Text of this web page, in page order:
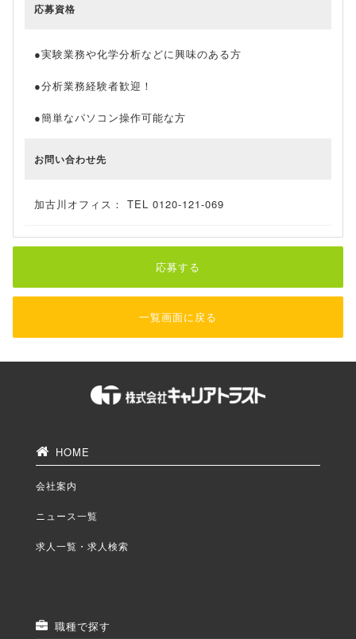
応募資格
●実験業務や化学分析などに興味のある方
●分析業務経験者歓迎！
●簡単なパソコン操作可能な方
お問い合わせ先
加古川オフィス： TEL 0120-121-069
応募する
一覧画面に戻る
HOME
会社案内
ニュース一覧
求人一覧・求人検索
職種で探す